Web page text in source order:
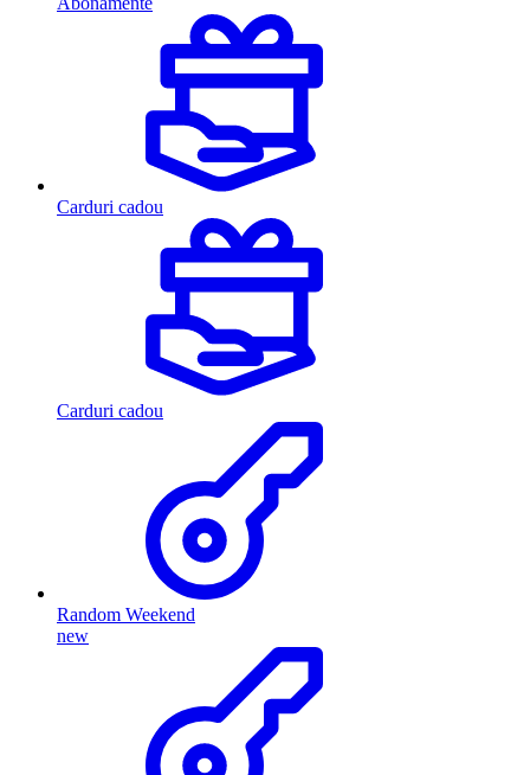
Carduri cadou
Carduri cadou
Random Weekend
new